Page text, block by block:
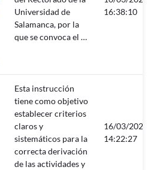
Universidad de
Salamanca, por la
que se convoca el …
16:38:10
Esta instrucción
tiene como objetivo
establecer criterios
claros y
sistemáticos para la
correcta derivación
de las actividades y
16/03/2026
14:22:27